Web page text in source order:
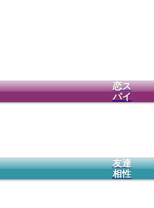
恋ス
パイ
友達
相性